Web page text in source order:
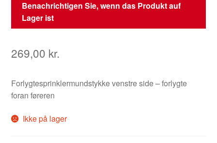
Benachrichtigen Sie, wenn das Produkt auf
Lager ist
269,00 kr.
Forlygtesprinklermundstykke venstre side – forlygte
foran føreren
Ikke på lager